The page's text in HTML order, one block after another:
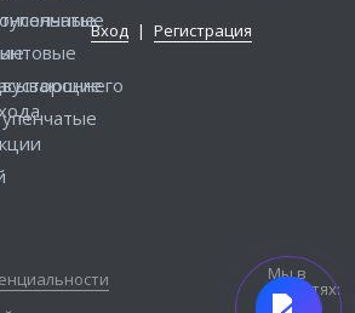
Вход | Регистрация
Мы в
соцсетях: